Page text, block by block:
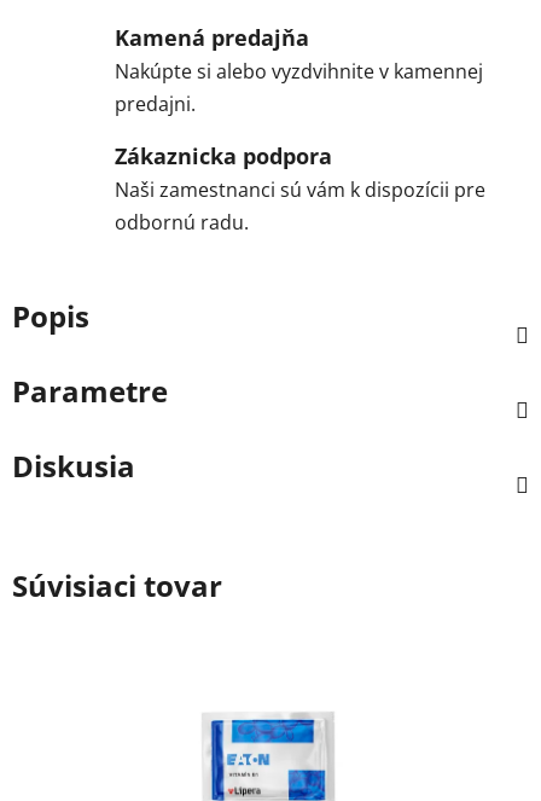
Kamená predajňa
Nakúpte si alebo vyzdvihnite v kamennej
predajni.
Zákaznicka podpora
Naši zamestnanci sú vám k dispozícii pre
odbornú radu.
Popis
Parametre
Diskusia
Súvisiaci tovar